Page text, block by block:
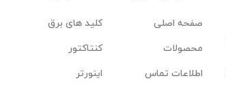
صفحه اصلی
محصولات
اطلاعات تماس
کلید های برق
کنتاکتور
اینورتر